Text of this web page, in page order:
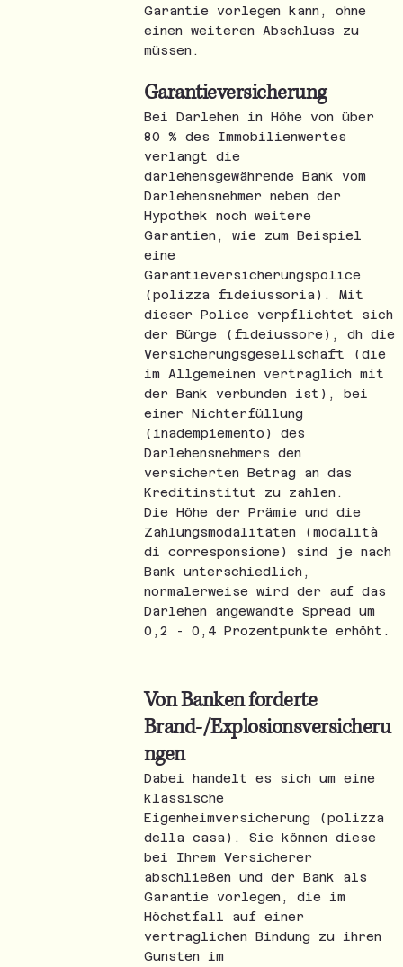
Garantie vorlegen kann, ohne
einen weiteren Abschluss zu
müssen.
Garantieversicherung
Bei Darlehen in Höhe von über
80 % des Immobilienwertes
verlangt die
darlehensgewährende Bank vom
Darlehensnehmer neben der
Hypothek noch weitere
Garantien, wie zum Beispiel
eine
Garantieversicherungspolice
(polizza fideiussoria). Mit
dieser Police verpflichtet sich
der Bürge (fideiussore), dh die
Versicherungsgesellschaft (die
im Allgemeinen vertraglich mit
der Bank verbunden ist), bei
einer Nichterfüllung
(inadempiemento) des
Darlehensnehmers den
versicherten Betrag an das
Kreditinstitut zu zahlen.
Die Höhe der Prämie und die
Zahlungsmodalitäten (modalità
di corresponsione) sind je nach
Bank unterschiedlich,
normalerweise wird der auf das
Darlehen angewandte Spread um
0,2 - 0,4 Prozentpunkte erhöht.
Von Banken forderte
Brand-/Explosionsversicheru
ngen
Dabei handelt es sich um eine
klassische
Eigenheimversicherung (polizza
della casa). Sie können diese
bei Ihrem Versicherer
abschließen und der Bank als
Garantie vorlegen, die im
Höchstfall auf einer
vertraglichen Bindung zu ihren
Gunsten im